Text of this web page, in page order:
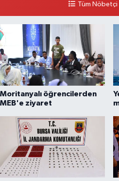
kalaycıbahçe Meydana DoğruTüm Nöbetçi
Moritanyalı öğrencilerden
MEB'e ziyaret